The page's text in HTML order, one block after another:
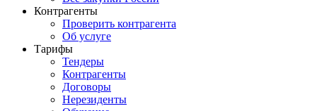
Контрагенты
Проверить контрагента
Об услуге
Тарифы
Тендеры
Контрагенты
Договоры
Нерезиденты